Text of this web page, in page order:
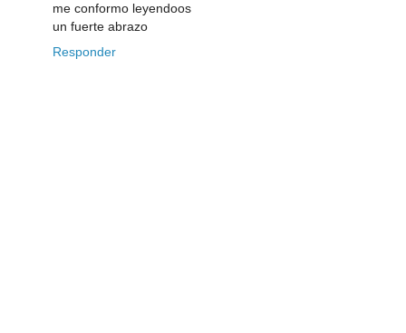
me conformo leyendoos
un fuerte abrazo
Responder